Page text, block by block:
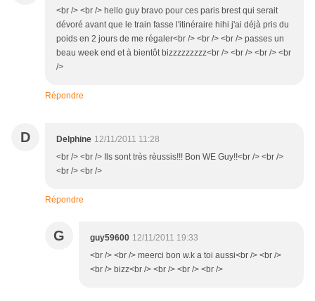
<br /> <br /> hello guy bravo pour ces paris brest qui serait
dévoré avant que le train fasse l'itinéraire hihi j'ai déjà pris du
poids en 2 jours de me régaler<br /> <br /> <br /> passes un
beau week end et à bientôt bizzzzzzzzz<br /> <br /> <br /> <br
/>
Répondre
D Delphine 12/11/2011 11:28
<br /> <br /> Ils sont très rèussis!!! Bon WE Guy!!<br /> <br />
<br /> <br />
Répondre
G guy59600 12/11/2011 19:33
<br /> <br /> meerci bon w.k a toi aussi<br /> <br />
<br /> bizz<br /> <br /> <br /> <br />